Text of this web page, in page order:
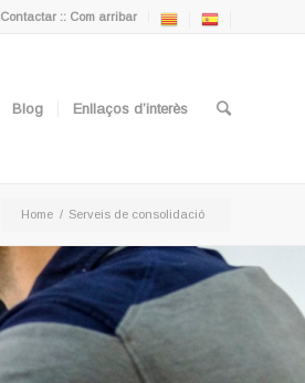
Contactar :: Com arribar
Blog Enllaços d’interès
Home / Serveis de consolidació